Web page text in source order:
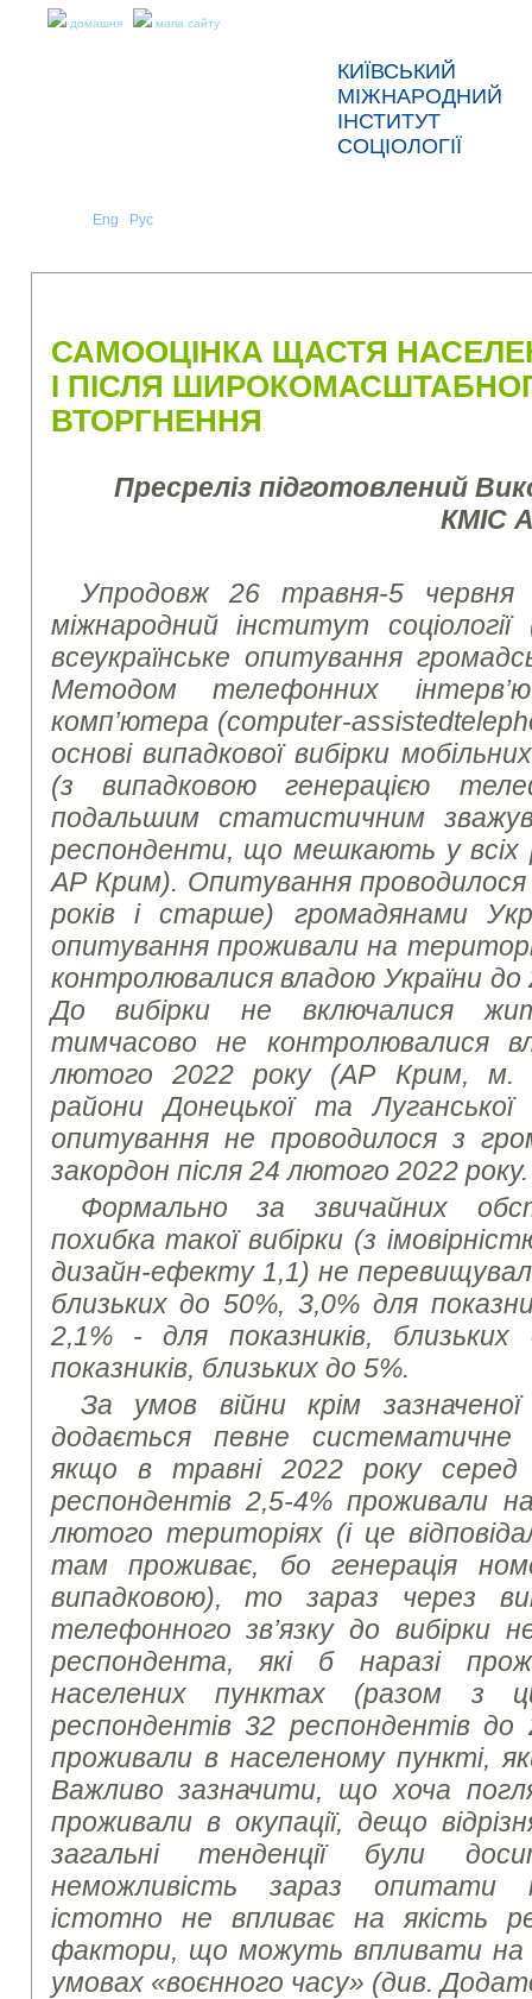
домашня мапа сайту
КИЇВСЬКИЙ
МІЖНАРОДНИЙ
ІНСТИТУТ
СОЦІОЛОГІЇ
Eng Рус
САМООЦІНКА ЩАСТЯ
І ПІСЛЯ
ВТОРГНЕННЯ
Пресреліз підготовлений
КМІС
Упродовж 26 травня-5 червня
міжнародний інститут
всеукраїнське опитування
Методом телефонних
комп’ютера (computer-assisted
основі випадкової вибірки
(з випадковою генерацією
подальшим статистичним
респонденти, що мешкають у всіх
АР Крим). Опитування проводилося
років і старше) громадянами
опитування проживали на
контролювалися владою України
До вибірки не включалися
тимчасово не контролювалися
лютого 2022 року (АР Крим, м.
райони Донецької та
опитування не проводилося з
закордон після 24 лютого 2022 року.
Формально за звичайних
похибка такої вибірки (з
дизайн-ефекту 1,1) не
близьких до 50%, 3,0% для
2,1% - для показників,
показників, близьких до 5%.
За умов війни крім
додається певне систематичне
якщо в травні 2022 року серед
респондентів 2,5-4% проживали
лютого територіях (і це
там проживає, бо генерація
випадковою), то зараз через
телефонного зв’язку до вибірки
респондента, які б наразі
населених пунктах (разом з
респондентів 32 респондентів
проживали в населеному пункті,
Важливо зазначити, що хоча
проживали в окупації, дещо
загальні тенденції були
неможливість зараз опитати
істотно не впливає на якість
фактори, що можуть впливати на
умовах «воєнного часу» (див.